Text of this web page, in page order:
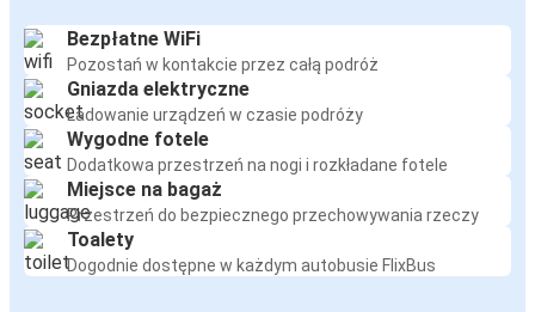
Bezpłatne WiFi
Pozostań w kontakcie przez całą podróż
Gniazda elektryczne
Ładowanie urządzeń w czasie podróży
Wygodne fotele
Dodatkowa przestrzeń na nogi i rozkładane fotele
Miejsce na bagaż
Przestrzeń do bezpiecznego przechowywania rzeczy
Toalety
Dogodnie dostępne w każdym autobusie FlixBus